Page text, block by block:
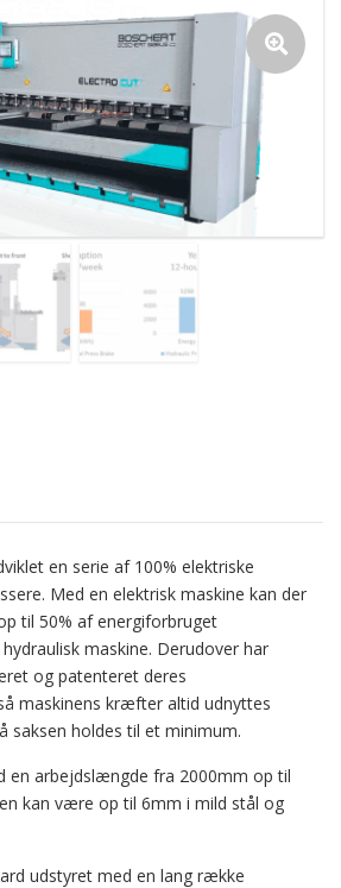
en serie af 100% elektriske
Med en elektrisk maskine kan der
til 50% af energiforbruget
maskine. Derudover har
og patenteret deres
maskinens kræfter altid udnyttes
saksen holdes til et minimum.
en arbejdslængde fra 2000mm op til
kan være op til 6mm i mild stål og
udstyret med en lang række